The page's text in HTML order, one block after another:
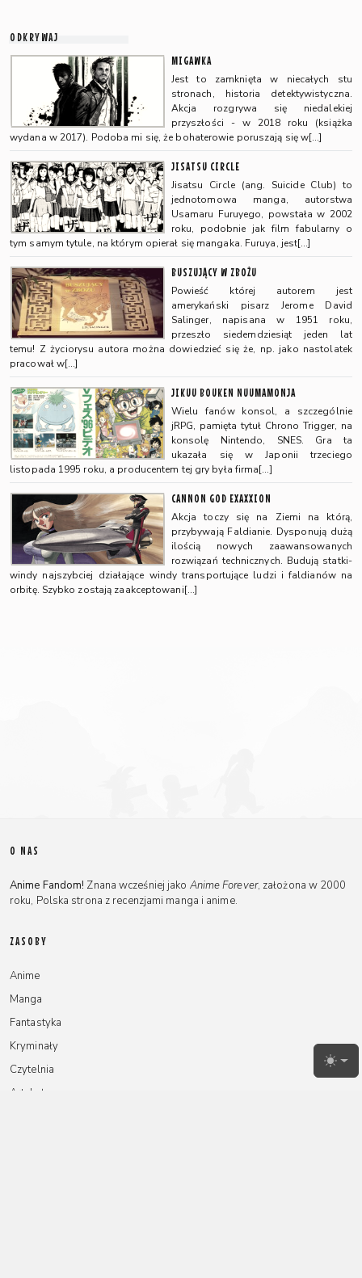
ODKRYWAJ
MIGAWKA
Jest to zamknięta w niecałych stu
stronach, historia detektywistyczna.
Akcja rozgrywa się niedalekiej
przyszłości - w 2018 roku (książka
wydana w 2017). Podoba mi się, że bohaterowie poruszają się w[…]
JISATSU CIRCLE
Jisatsu Circle (ang. Suicide Club) to
jednotomowa manga, autorstwa
Usamaru Furuyego, powstała w 2002
roku, podobnie jak film fabularny o
tym samym tytule, na którym opierał się mangaka. Furuya, jest[…]
BUSZUJĄCY W ZBOŻU
Powieść której autorem jest
amerykański pisarz Jerome David
Salinger, napisana w 1951 roku,
przeszło siedemdziesiąt jeden lat
temu! Z życiorysu autora można dowiedzieć się że, np. jako nastolatek
pracował w[…]
JIKUU BOUKEN NUUMAMONJA
Wielu fanów konsol, a szczególnie
jRPG, pamięta tytuł Chrono Trigger, na
konsolę Nintendo, SNES. Gra ta
ukazała się w Japonii trzeciego
listopada 1995 roku, a producentem tej gry była firma[…]
CANNON GOD EXAXXION
Akcja toczy się na Ziemi na którą,
przybywają Faldianie. Dysponują dużą
ilością nowych zaawansowanych
rozwiązań technicznych. Budują statki-
windy najszybciej działające windy transportujące ludzi i faldianów na
orbitę. Szybko zostają zaakceptowani[…]
O NAS
Anime Fandom! Znana wcześniej jako Anime Forever, założona w 2000
roku, Polska strona z recenzjami manga i anime.
ZASOBY
Anime
Manga
Fantastyka
Kryminały
Czytelnia
Artykuły